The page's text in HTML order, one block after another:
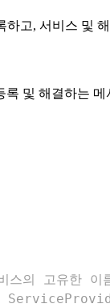
고, 서비스 및
및 해결하는